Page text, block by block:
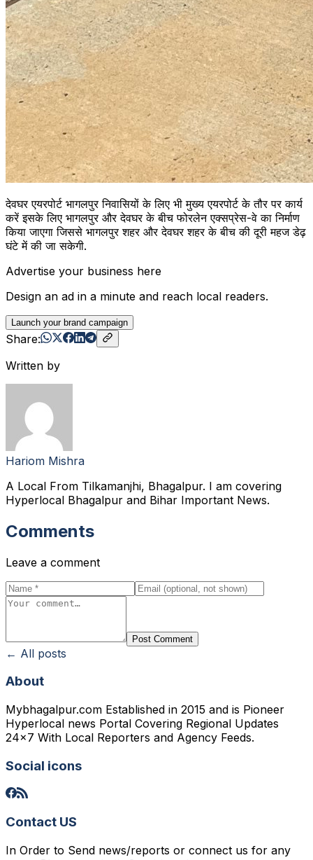
देवघर एयरपोर्ट भागलपुर निवासियों के लिए भी मुख्य एयरपोर्ट के तौर पर कार्य
करें इसके लिए भागलपुर और देवघर के बीच फोरलेन एक्सप्रेस-वे का निर्माण
किया जाएगा जिससे भागलपुर शहर और देवघर शहर के बीच की दूरी महज डेढ़
घंटे में की जा सकेगी.
Advertise your business here
Design an ad in a minute and reach local readers.
Launch your brand campaign
Share:
Written by
Hariom Mishra
A Local From Tilkamanjhi, Bhagalpur. I am covering
Hyperlocal Bhagalpur and Bihar Important News.
Comments
Leave a comment
Post Comment
← All posts
About
Mybhagalpur.com Established in 2015 and is Pioneer
Hyperlocal news Portal Covering Regional Updates
24x7 With Local Reporters and Agency Feeds.
Social icons
Contact US
In Order to Send news/reports or connect us for any